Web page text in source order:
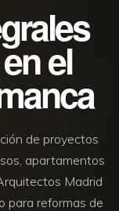
el
de proyectos
apartamentos
Madrid
para reformas de